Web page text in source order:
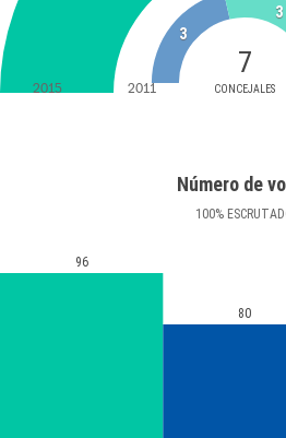
7
CONCEJALES
3
3
2015 2011
Número de
100%
96
80